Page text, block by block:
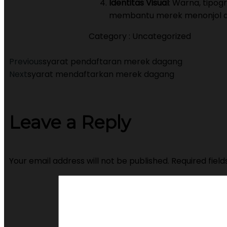
Identitas Visual: Warna,
membantu merek menonjol
Category : Uncategorized
Previoussyarat pendaftaran merek dagang
Nextsyarat mendaftarkan merek dagang
Leave a Reply
Your email address will not be published. Required